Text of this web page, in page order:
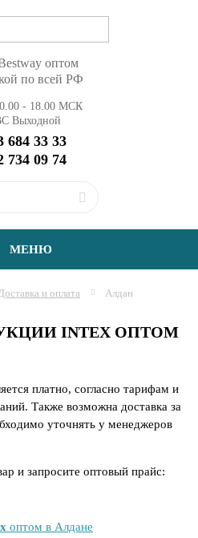
оптом
по всей РФ
- 18.00 МСК
Выходной
684 33 33
734 09 74
МЕНЮ
и оплата Алдан
INTEX ОПТОМ
платно, согласно тарифам и
Также возможна доставка за
уточнять у менеджеров
и запросите оптовый прайс:
оптом в Алдане